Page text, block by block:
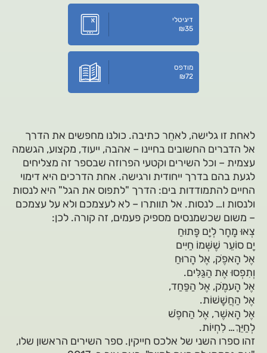
דיגיטלי
₪35
מודפס
₪72
לאחת זו גלישה, לאחֵר כתיבה. כולנו מחפשים את הדרך
אל הדברים החשובים בחיינו – אהבה, ייעוד, מקצוע, הגשמה
עצמית – וכל השירים וקטעי הפרוזה שבספר זה מצליחים
לגעת בהם בדרך ייחודית ורגישה. אחת הדרכים היא דימוי
החיים להתמודדות בים: הדרך "לתפוס את הגל" היא לנסות
ולנסות ו… לנסות. אל תוותרו – לא לעצמכם ולא על עצמכם
– משום שכשמנסים מספיק פעמים, זה קורה. לכן:
צְאוּ מָחָר לְיָם פָּתוּחַ
יָם סוֹעֵר שֶׁשְּׁמוֹ חַיִּים
אֶל הָאפֶֹק, אֶל הָרוּחַ
וְתִפְסוּ אֶת הַגַּלִּים.
אֶל הָעמֶֹק, אֶל הַפַּחַד,
אֶל הַחֲשָׁשׁוֹת.
אֶל הָאשֶׁר, אֶל הַחפֶֹשׁ
לְחַיֵּךְ… לִחְיוֹת.
זהו ספרו השני של אלכס חייקין. ספר השירים הראשון שלו,